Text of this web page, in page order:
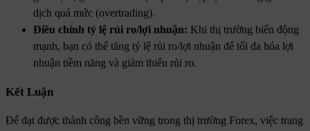
dịch quá mức (overtrading).
Điều chỉnh tỷ lệ rủi ro/lợi nhuận: Khi thị trường biến động
mạnh, bạn có thể tăng tỷ lệ rủi ro/lợi nhuận để tối đa hóa lợi
nhuận tiềm năng và giảm thiểu rủi ro.
Kết Luận
Để đạt được thành công bền vững trong thị trường Forex, việc trang